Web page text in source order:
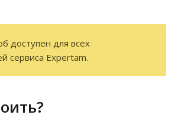
доступен для всех
сервиса Expertam.